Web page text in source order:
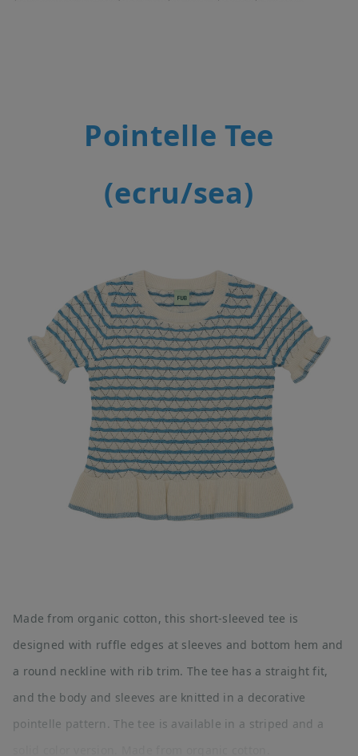
페이코 라이
매
Pointelle Tee
(ecru/sea)
Made from organic cotton, this short-sleeved tee is
designed with ruffle edges at sleeves and bottom hem and
a round neckline with rib trim. The tee has a straight fit,
and the body and sleeves are knitted in a decorative
pointelle pattern. The tee is available in a striped and a